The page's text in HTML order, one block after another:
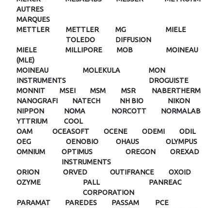
AUTRES
MARQUES
METTLER
METTLER
TOLEDO
MG
DIFFUSION
MIELE
MIELE
(MLE)
MILLIPORE MOB MOINEAU
MOINEAU
INSTRUMENTS
MOLEKULA
MON
DROGUISTE
MONNIT
MSEI MSM MSR
NABERTHERM
NANOGRAFI
NATECH NH BIO
NIKON
NIPPON
YTTRIUM
NOMA
COOL
NORCOTT NORMALAB
OAM OCEASOFT OCENE ODEMI
ODIL
OEG
OENOBIO OHAUS
OLYMPUS
OMNIUM
OPTIMUS
INSTRUMENTS
OREGON OREXAD
ORION ORVED OUTIFRANCE
OXOID
OZYME
PALL
CORPORATION
PANREAC
PARAMAT PAREDES PASSAM
PCE